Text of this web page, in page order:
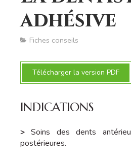
adhésive
Fiches conseils
Télécharger la version PDF
INDICATIONS
> Soins des dents
postérieures.